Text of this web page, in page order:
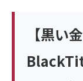
【黒い